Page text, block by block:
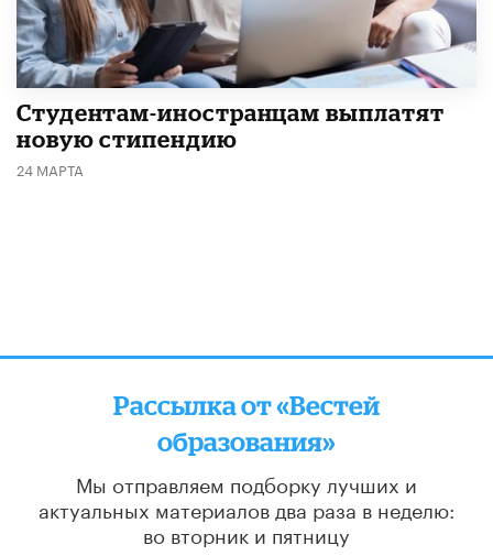
Студентам-иностранцам выплатят
новую стипендию
24 МАРТА
Рассылка от «Вестей
образования»
Мы отправляем подборку лучших и
актуальных материалов два раза в неделю:
во вторник и пятницу